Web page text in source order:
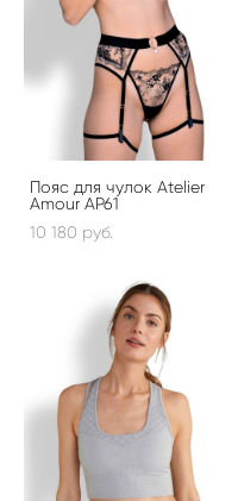
Пояс для чулок Atelier
Amour AP61
10 180 pуб.